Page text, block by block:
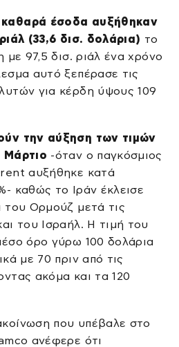
έσοδα αυξήθηκαν
(33,6 δισ. δολάρια) το
με 97,5 δισ. ριάλ ένα χρόνο
αυτό ξεπέρασε τις
για κέρδη ύψους 109
την αύξηση των τιμών
Μάρτιο -όταν ο παγκόσμιος
αυξήθηκε κατά
καθώς το Ιράν έκλεισε
του Ορμούζ μετά τις
του Ισραήλ. Η τιμή του
όρο γύρω 100 δολάρια
με 70 πριν από τις
ακόμα και τα 120
που υπέβαλε στο
ανέφερε ότι